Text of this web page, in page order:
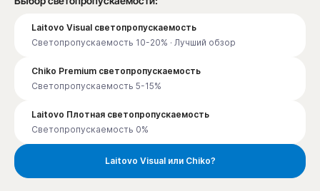
Laitovo Visual светопропускаемость
Светопропускаемость 10-20% · Лучший обзор
Chiko Premium светопропускаемость
Светопропускаемость 5-15%
Laitovo Плотная светопропускаемость
Светопропускаемость 0%
Laitovo Visual или Chiko?